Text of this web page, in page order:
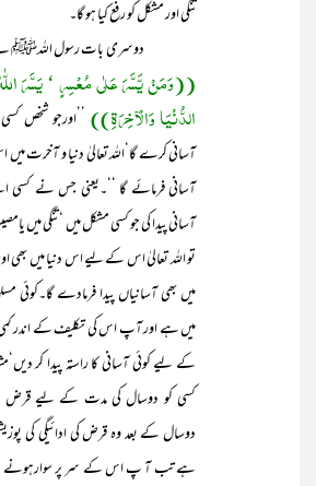
تنگی اور مشکل کو رفع کیا ہو گا۔
دوسری بات رسول اللہﷺ نے
((وَمَنْ یَّسَّرَ عَلٰی مُعْسِرٍ ‘ یَسَّرَ
الدُّنْیَا وَالْآخِرَۃِ)) ’’اورجو شخص
آسانی کرے گا‘اللہ تعالیٰ دنیا و آخرت
آسانی فرمائے گا ‘‘۔یعنی جس نے کسی
آسانی پیدا کی جو کسی مشکل میں ‘ تنگی میں
تو اللہ تعالیٰ اس کے لیے اس دنیا میں بھی
میں بھی آسانیاں پیدا فرمادے گا۔کوئی
میں ہے اور آپ اس کی تکلیف کے اندر
کے لیے کوئی آسانی کا راستہ پیدا کر
کسی کو دوسال کی مدت کے لیے قرض
دوسال کے بعد وہ قرض کی ادائیگی کی
ہے تب آ پ اس کے سر پر